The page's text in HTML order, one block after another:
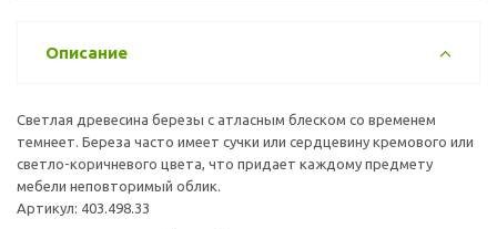
Описание
Светлая древесина березы с атласным блеском со временем
темнеет. Береза часто имеет сучки или сердцевину кремового или
светло-коричневого цвета, что придает каждому предмету
мебели неповторимый облик.
Артикул: 403.498.33